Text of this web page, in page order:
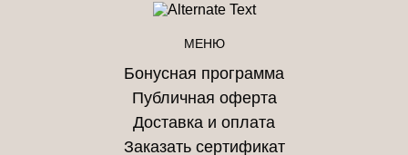
МЕНЮ
Бонусная программа
Публичная оферта
Доставка и оплата
Заказать сертификат